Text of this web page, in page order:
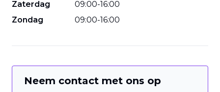
Zaterdag
09:00-16:00
Zondag
09:00-16:00
Neem contact met ons op